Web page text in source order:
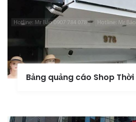
Bảng quảng cáo Shop